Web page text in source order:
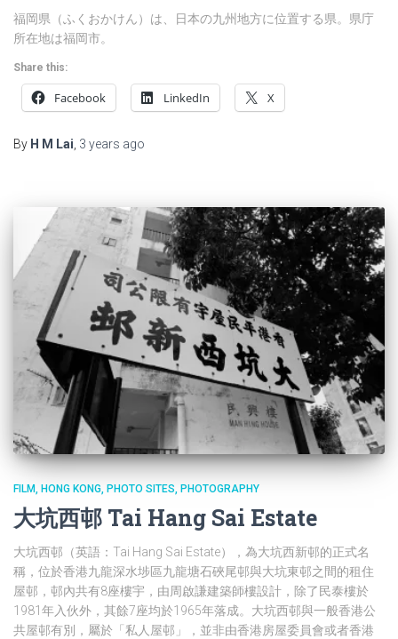
福岡県（ふくおかけん）は、日本の九州地方に位置する県。県庁
所在地は福岡市。
Share this:
Facebook LinkedIn X
By H M Lai 3 years ago
FILM HONG KONG PHOTO SITES PHOTOGRAPHY
大坑西邨 Tai Hang Sai Estate
大坑西邨（英語：Tai Hang Sai Estate），為大坑西新邨的正式名
稱，位於香港九龍深水埗區九龍塘石硤尾邨與大坑東邨之間的租住
屋邨，邨內共有8座樓宇，由周啟謙建築師樓設計，除了民泰樓於
1981年入伙外，其餘7座均於1965年落成。大坑西邨與一般香港公
共屋邨有別，屬於「私人屋邨」，並非由香港房屋委員會或者香港